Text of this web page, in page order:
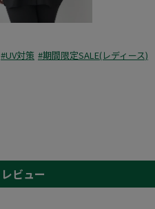
#UV対策 #期間限定SALE(レディース)
レビュー